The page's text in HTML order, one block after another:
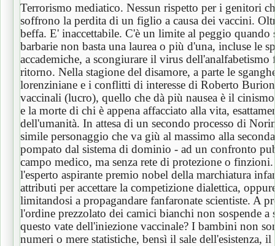
Terrorismo mediatico. Nessun rispetto per i genitori
soffrono la perdita di un figlio a causa dei vaccini.
beffa. E' inaccettabile. C'è un limite al peggio quando
barbarie non basta una laurea o più d'una, incluse le
accademiche, a scongiurare il virus
ritorno. Nella stagione del disamore, a parte le
lorenziniane e i conflitti di interesse di Roberto
vaccinali (lucro), quello che dà più nausea è il
e la morte di chi è appena affacciato alla vita,
dell'umanità. In attesa di un secondo processo di
simile personaggio che va giù al massimo alla
pompato dal sistema di dominio - ad un confronto
campo medico, ma senza rete di protezione o
l'esperto aspirante premio nobel della marchiatura
attributi per accettare la competizione dialettica,
limitandosi a propagandare fanfaronate scientiste. A
l'ordine prezzolato dei camici bianchi non sospende a
questo vate dell'iniezione vaccinale? I bambini non
numeri o mere statistiche, bensì il sale dell'esistenza,